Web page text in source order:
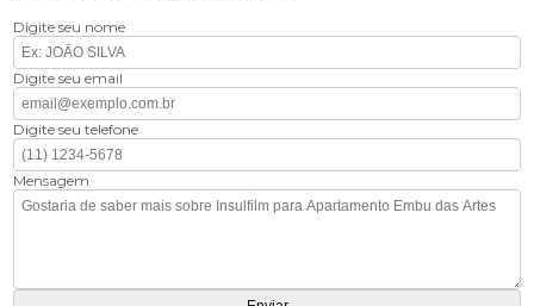
Digite seu nome
Digite seu email
Digite seu telefone
Mensagem